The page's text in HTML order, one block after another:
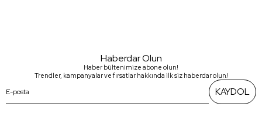
Haberdar Olun
Haber bültenimize abone olun!
Trendler, kampanyalar ve fırsatlar hakkında ilk siz haberdar olun!
KAYDOL